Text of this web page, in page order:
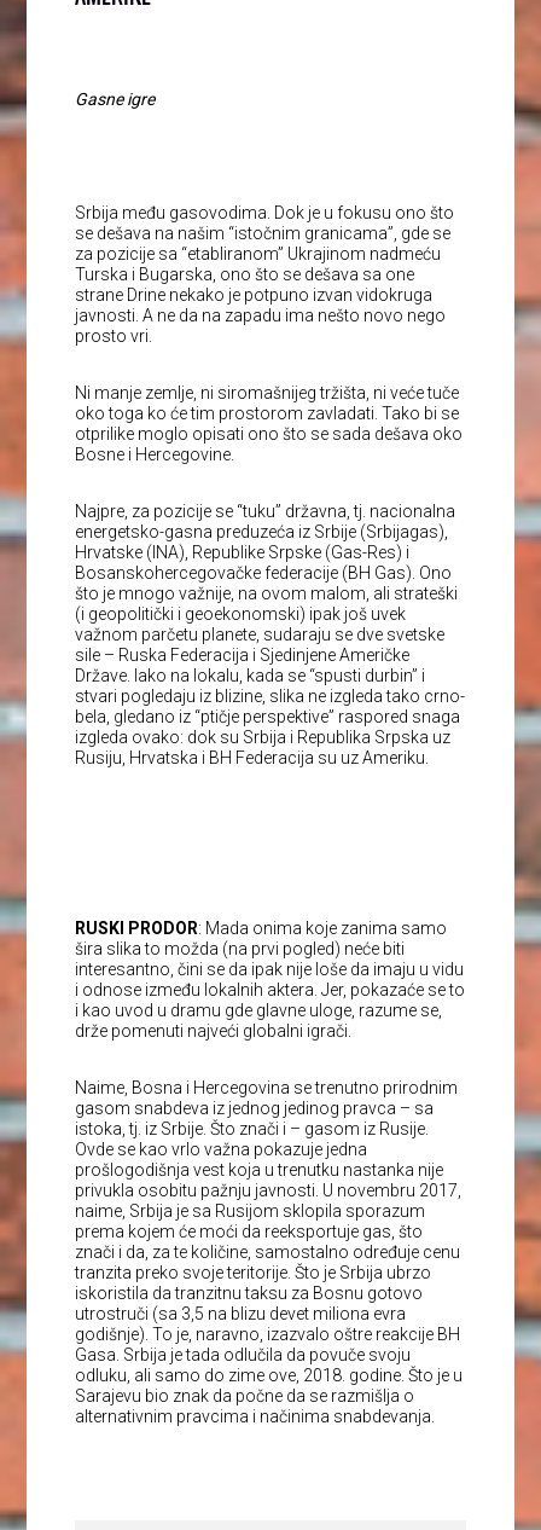
Gasne igre
Srbija među gasovodima. Dok je u fokusu ono što
se dešava na našim “istočnim granicama”, gde se
za pozicije sa “etabliranom” Ukrajinom nadmeću
Turska i Bugarska, ono što se dešava sa one
strane Drine nekako je potpuno izvan vidokruga
javnosti. A ne da na zapadu ima nešto novo nego
prosto vri.
Ni manje zemlje, ni siromašnijeg tržišta, ni veće tuče
oko toga ko će tim prostorom zavladati. Tako bi se
otprilike moglo opisati ono što se sada dešava oko
Bosne i Hercegovine.
Najpre, za pozicije se “tuku” državna, tj. nacionalna
energetsko-gasna preduzeća iz Srbije (Srbijagas),
Hrvatske (INA), Republike Srpske (Gas-Res) i
Bosanskohercegovačke federacije (BH Gas). Ono
što je mnogo važnije, na ovom malom, ali strateški
(i geopolitički i geoekonomski) ipak još uvek
važnom parčetu planete, sudaraju se dve svetske
sile – Ruska Federacija i Sjedinjene Američke
Države. Iako na lokalu, kada se “spusti durbin” i
stvari pogledaju iz blizine, slika ne izgleda tako crno-
bela, gledano iz “ptičje perspektive” raspored snaga
izgleda ovako: dok su Srbija i Republika Srpska uz
Rusiju, Hrvatska i BH Federacija su uz Ameriku.
RUSKI PRODOR: Mada onima koje zanima samo
šira slika to možda (na prvi pogled) neće biti
interesantno, čini se da ipak nije loše da imaju u vidu
i odnose između lokalnih aktera. Jer, pokazaće se to
i kao uvod u dramu gde glavne uloge, razume se,
drže pomenuti najveći globalni igrači.
Naime, Bosna i Hercegovina se trenutno prirodnim
gasom snabdeva iz jednog jedinog pravca – sa
istoka, tj. iz Srbije. Što znači i – gasom iz Rusije.
Ovde se kao vrlo važna pokazuje jedna
prošlogodišnja vest koja u trenutku nastanka nije
privukla osobitu pažnju javnosti. U novembru 2017,
naime, Srbija je sa Rusijom sklopila sporazum
prema kojem će moći da reeksportuje gas, što
znači i da, za te količine, samostalno određuje cenu
tranzita preko svoje teritorije. Što je Srbija ubrzo
iskoristila da tranzitnu taksu za Bosnu gotovo
utrostruči (sa 3,5 na blizu devet miliona evra
godišnje). To je, naravno, izazvalo oštre reakcije BH
Gasa. Srbija je tada odlučila da povuče svoju
odluku, ali samo do zime ove, 2018. godine. Što je u
Sarajevu bio znak da počne da se razmišlja o
alternativnim pravcima i načinima snabdevanja.